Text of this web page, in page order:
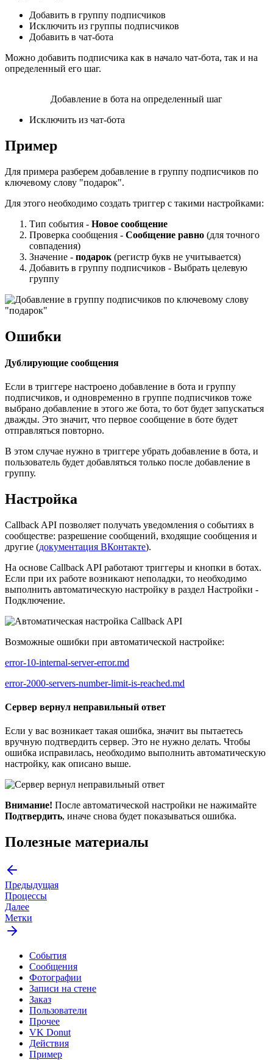
Добавить в группу подписчиков
Исключить из группы подписчиков
Добавить в чат-бота
Можно добавить подписчика как в начало чат-бота, так и на
определенный его шаг.
Добавление в бота на определенный шаг
Исключить из чат-бота
Пример
Для примера разберем добавление в группу подписчиков по
ключевому слову "подарок".
Для этого необходимо создать триггер с такими настройками:
Тип события - Новое сообщение
Проверка сообщения - Сообщение равно (для точного
совпадения)
Значение - подарок (регистр букв не учитывается)
Добавить в группу подписчиков - Выбрать целевую
группу
Ошибки
Дублирующие сообщения
Если в триггере настроено добавление в бота и группу
подписчиков, и одновременно в группе подписчиков тоже
выбрано добавление в этого же бота, то бот будет запускаться
дважды. Это значит, что первое сообщение в боте будет
отправляться повторно.
В этом случае нужно в триггере убрать добавление в бота, и
пользователь будет добавляться только после добавление в
группу.
Настройка
Callback API позволяет получать уведомления о событиях в
сообществе: разрешение сообщений, входящие сообщения и
другие (документация ВКонтакте).
На основе Callback API работают триггеры и кнопки в ботах.
Если при их работе возникают неполадки, то необходимо
выполнить автоматическую настройку в раздел Настройки -
Подключение.
Возможные ошибки при автоматической настройке:
error-10-internal-server-error.md
error-2000-servers-number-limit-is-reached.md
Сервер вернул неправильный ответ
Если у вас возникает такая ошибка, значит вы пытаетесь
вручную подтвердить сервер. Это не нужно делать. Чтобы
ошибка исправилась, необходимо выполнить автоматическую
настройку, как описано выше.
Внимание! После автоматической настройки не нажимайте
Подтвердить, иначе снова будет показываться ошибка.
Полезные материалы
Предыдущая
Процессы
Далее
Метки
События
Сообщения
Фотографии
Записи на стене
Заказ
Пользователи
Прочее
VK Donut
Действия
Пример